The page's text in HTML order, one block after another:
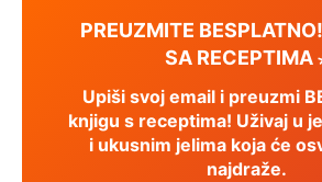
PREUZMITE
SA RECEPTIMA
Upiši svoj email i preuzmi
knjigu s receptima! Uživaj u
i ukusnim jelima koja će
najdraže.